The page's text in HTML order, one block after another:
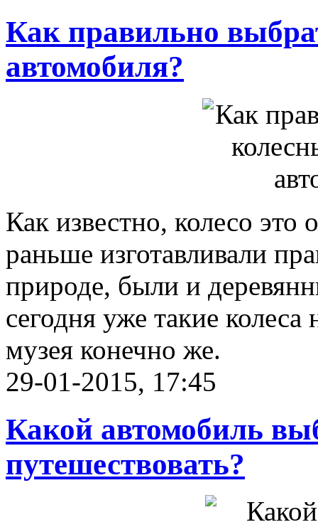
Как правильно
автомобиля?
Как известно, колесо это
раньше изготавливали
природе, были и
сегодня уже такие колеса
музея конечно же.
29-01-2015, 17:45
Какой автомобиль
путешествовать?